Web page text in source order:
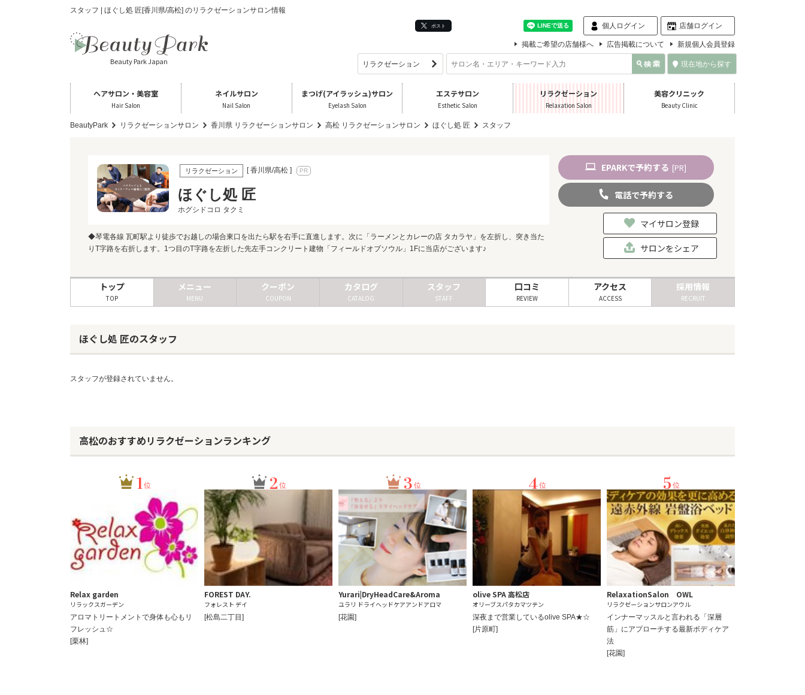
スタッフ | ほぐし処 匠[香川県/高松] のリラクゼーションサロン情報
ポスト 個人ログイン 店舗ログイン
Beauty Park Japan
掲載ご希望の店舗様へ 広告掲載について 新規個人会員登録
現在地から探す
ヘアサロン・美容室
Hair Salon
ネイルサロン
Nail Salon
まつげ(アイラッシュ)サロン
Eyelash Salon
エステサロン
Esthetic Salon
リラクゼーション
Relaxation Salon
美容クリニック
Beauty Clinic
BeautyPark リラクゼーションサロン 香川県 リラクゼーションサロン 高松 リラクゼーションサロン ほぐし処 匠 スタッフ
リラクゼーション [ 香川県/高松 ]
ほぐし処 匠
ホグシドコロ タクミ
◆琴電各線 瓦町駅より徒歩でお越しの場合東口を出たら駅を右手に直進します。次に「ラーメンとカレーの店 タカラヤ」を左折し、突き当た
りT字路を右折します。1つ目のT字路を左折した先左手コンクリート建物「フィールドオブソウル」1Fに当店がございます♪
EPARKで予約する [PR]
電話で予約する
マイサロン登録
サロンをシェア
トップ
TOP
メニュー
MENU
クーポン
COUPON
カタログ
CATALOG
スタッフ
STAFF
口コミ
REVIEW
アクセス
ACCESS
採用情報
RECRUIT
ほぐし処 匠のスタッフ
スタッフが登録されていません。
高松のおすすめリラクゼーションランキング
1位
Relax garden
リラックスガーデン
アロマトリートメントで身体も心もリ
フレッシュ☆
[栗林]
2 位
FOREST DAY.
フォレスト デイ
[松島二丁目]
3 位
Yurari|DryHeadCare&Aroma
ユラリ ドライヘッドケアアンドアロマ
[花園]
4位
olive SPA 高松店
オリーブスパタカマツテン
深夜まで営業しているolive SPA★☆
[片原町]
5 位
RelaxationSalon OWL
リラクゼーションサロンアウル
インナーマッスルと言われる「深層
筋」にアプローチする最新ボディケア
法
[花園]